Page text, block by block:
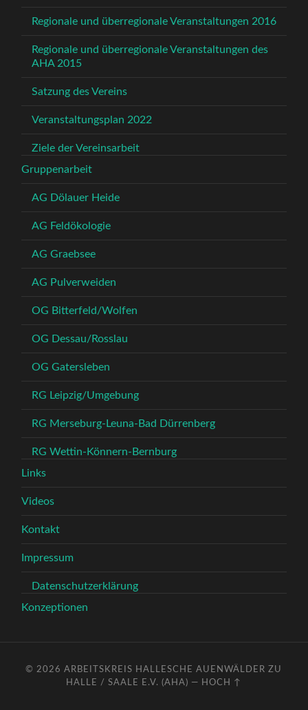
Regionale und überregionale Veranstaltungen 2016
Regionale und überregionale Veranstaltungen des
AHA 2015
Satzung des Vereins
Veranstaltungsplan 2022
Ziele der Vereinsarbeit
Gruppenarbeit
AG Dölauer Heide
AG Feldökologie
AG Graebsee
AG Pulverweiden
OG Bitterfeld/Wolfen
OG Dessau/Rosslau
OG Gatersleben
RG Leipzig/Umgebung
RG Merseburg-Leuna-Bad Dürrenberg
RG Wettin-Könnern-Bernburg
Links
Videos
Kontakt
Impressum
Datenschutzerklärung
Konzeptionen
© 2026ARBEITSKREIS HALLESCHE AUENWÄLDER ZU
HALLE / SAALE E.V. (AHA) — HOCH ↑